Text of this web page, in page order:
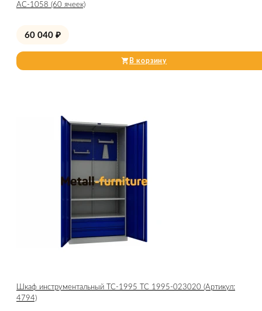
АС-1058 (60 ячеек)
60 040 ₽
В корзину
Шкаф инструментальный TC-1995 ТС 1995-023020 (Артикул:
4794)